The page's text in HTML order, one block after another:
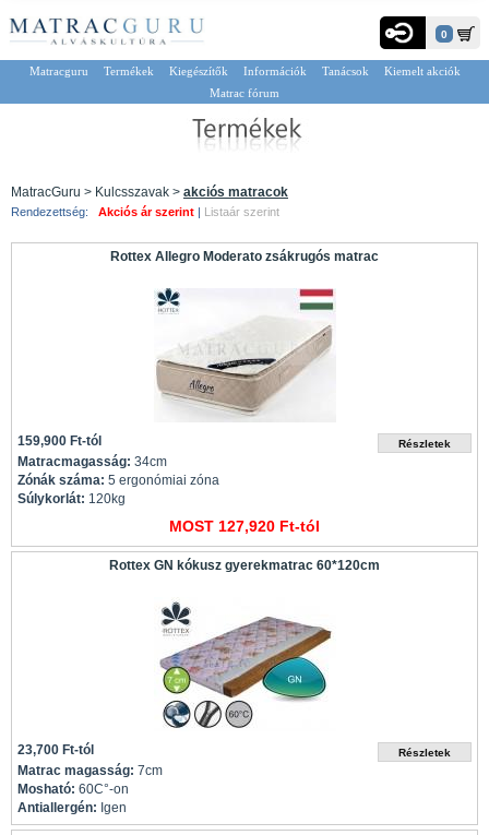
0
Matracguru Termékek Kiegészítők Információk Tanácsok
Kiemelt akciók
Matrac fórum
MatracGuru > Kulcsszavak > akciós matracok
Rendezettség: Akciós ár szerint | Listaár szerint
Rottex Allegro Moderato zsákrugós matrac
159,900 Ft-tól
Matracmagasság: 34cm
Zónák száma: 5 ergonómiai zóna
Súlykorlát: 120kg
MOST 127,920 Ft-tól
Rottex GN kókusz gyerekmatrac 60*120cm
23,700 Ft-tól
Matrac magasság: 7cm
Mosható: 60C°-on
Antiallergén: Igen